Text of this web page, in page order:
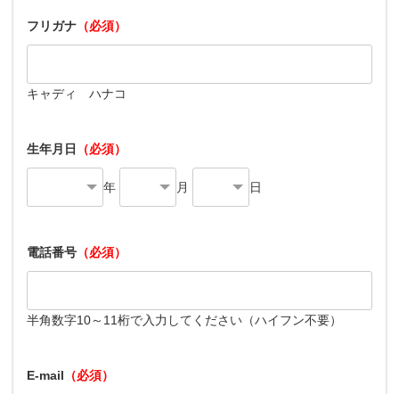
フリガナ （必須）
キャディ ハナコ
生年月日 （必須）
年 月 日
電話番号 （必須）
半角数字10～11桁で入力してください（ハイフン不要）
E-mail （必須）